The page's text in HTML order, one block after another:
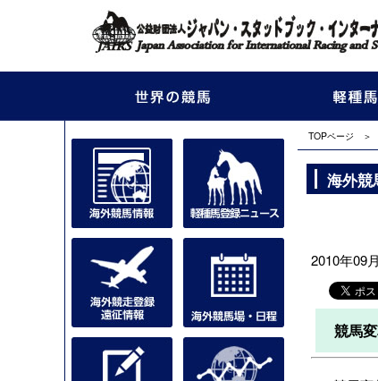
TOPページ ＞
海外競
2010年09
競馬